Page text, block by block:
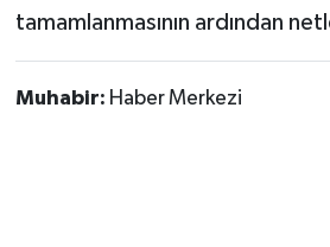
tamamlanmasının ardından
Muhabir: Haber Merkezi